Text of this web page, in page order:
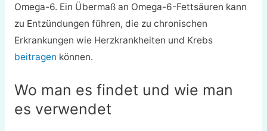
Omega-6. Ein Übermaß an Omega-6-Fettsäuren kann
zu Entzündungen führen, die zu chronischen
Erkrankungen wie Herzkrankheiten und Krebs
beitragen können.
Wo man es findet und wie man
es verwendet